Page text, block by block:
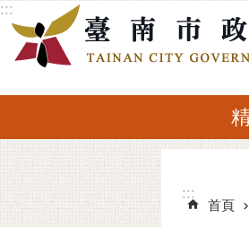
跳到主要內容區塊
:::
:::
:::
首頁